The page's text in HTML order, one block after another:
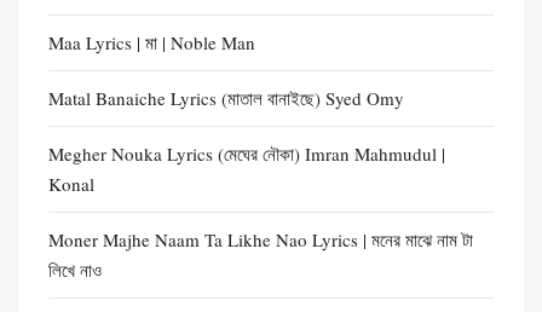
Maa Lyrics | মা | Noble Man
Matal Banaiche Lyrics (মাতাল বানাইছে) Syed Omy
Megher Nouka Lyrics (মেঘের নৌকা) Imran Mahmudul |
Konal
Moner Majhe Naam Ta Likhe Nao Lyrics | মনের মাঝে নাম টা
লিখে নাও